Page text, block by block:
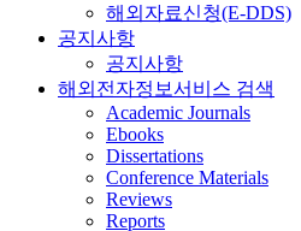
해외자료신청(E-DDS)
공지사항
공지사항
해외전자정보서비스 검색
Academic Journals
Ebooks
Dissertations
Conference Materials
Reviews
Reports